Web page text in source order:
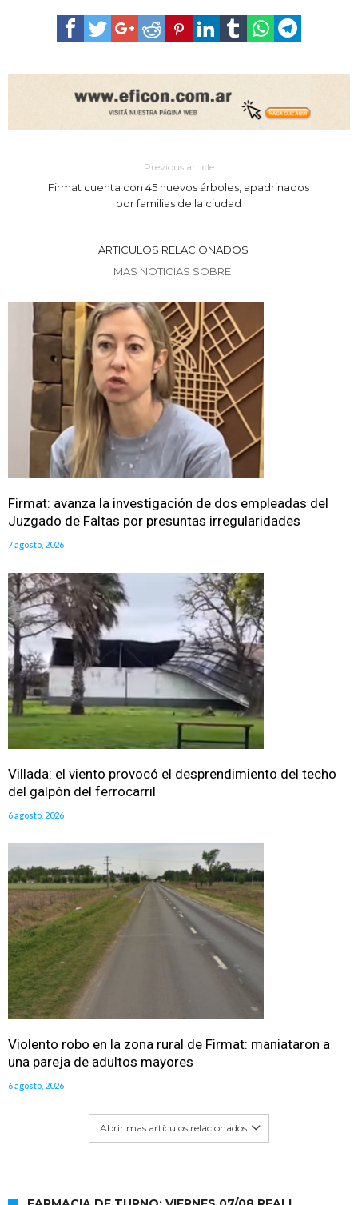
Previous article
Firmat cuenta con 45 nuevos árboles, apadrinados
por familias de la ciudad
ARTICULOS RELACIONADOS
MAS NOTICIAS SOBRE
Firmat: avanza la investigación de dos empleadas del
Juzgado de Faltas por presuntas irregularidades
7 agosto, 2026
Villada: el viento provocó el desprendimiento del techo
del galpón del ferrocarril
6 agosto, 2026
Violento robo en la zona rural de Firmat: maniataron a
una pareja de adultos mayores
6 agosto, 2026
Abrir mas artículos relacionados